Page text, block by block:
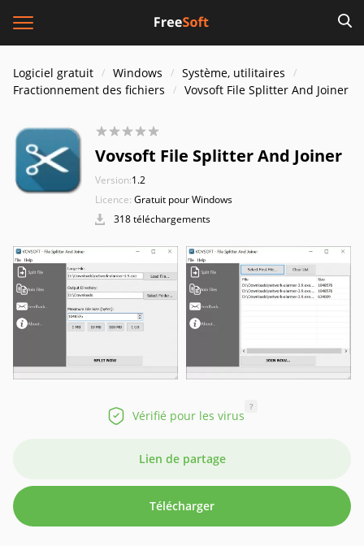
Logiciel gratuit Windows
Système, utilitaires
Fractionnement des fichiers
Vovsoft File Splitter And Joiner
Vovsoft File Splitter And Joiner
Version:1.2
Licence: Gratuit pour Windows
318 téléchargements
Vérifié pour les virus
?
Lien de partage
Télécharger